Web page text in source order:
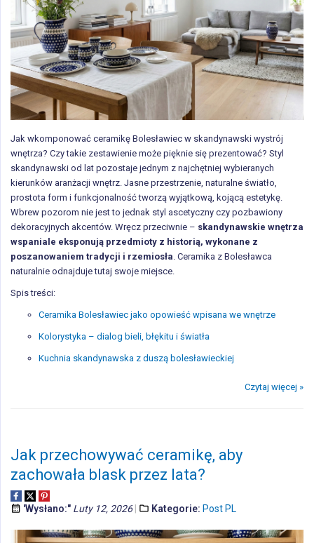
Jak wkomponować ceramikę Bolesławiec w skandynawski wystrój
wnętrza? Czy takie zestawienie może pięknie się prezentować? Styl
skandynawski od lat pozostaje jednym z najchętniej wybieranych
kierunków aranżacji wnętrz. Jasne przestrzenie, naturalne światło,
prostota form i funkcjonalność tworzą wyjątkową, kojącą estetykę.
Wbrew pozorom nie jest to jednak styl ascetyczny czy pozbawiony
dekoracyjnych akcentów. Wręcz przeciwnie – skandynawskie wnętrza
wspaniale eksponują przedmioty z historią, wykonane z
poszanowaniem tradycji i rzemiosła. Ceramika z Bolesławca
naturalnie odnajduje tutaj swoje miejsce.
Spis treści:
Ceramika Bolesławiec jako opowieść wpisana we wnętrze
Kolorystyka – dialog bieli, błękitu i światła
Kuchnia skandynawska z duszą bolesławieckiej
Czytaj więcej »
Jak przechowywać ceramikę, aby
zachowała blask przez lata?
'Wysłano:" Luty 12, 2026 Kategorie: Post PL